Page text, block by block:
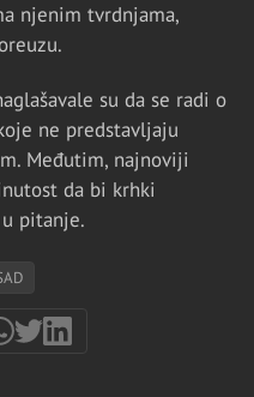
njenim tvrdnjama,
su da se radi o
ne predstavljaju
Međutim, najnoviji
da bi krhki
pitanje.